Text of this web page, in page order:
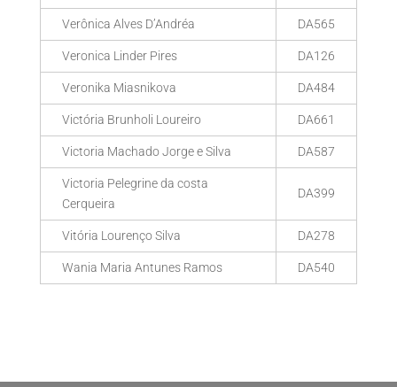
Verônica Alves D’Andréa DA565
Veronica Linder Pires DA126
Veronika Miasnikova DA484
Victória Brunholi Loureiro DA661
Victoria Machado Jorge e Silva DA587
Victoria Pelegrine da costa
Cerqueira
DA399
Vitória Lourenço Silva DA278
Wania Maria Antunes Ramos DA540